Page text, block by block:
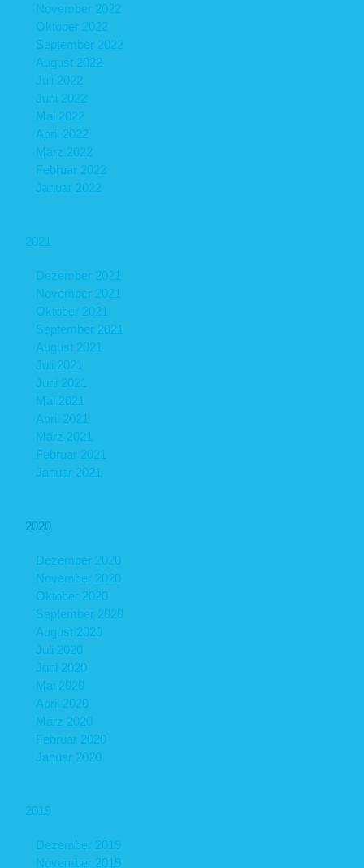
November 2022
Oktober 2022
September 2022
August 2022
Juli 2022
Juni 2022
Mai 2022
April 2022
März 2022
Februar 2022
Januar 2022
2021
Dezember 2021
November 2021
Oktober 2021
September 2021
August 2021
Juli 2021
Juni 2021
Mai 2021
April 2021
März 2021
Februar 2021
Januar 2021
2020
Dezember 2020
November 2020
Oktober 2020
September 2020
August 2020
Juli 2020
Juni 2020
Mai 2020
April 2020
März 2020
Februar 2020
Januar 2020
2019
Dezember 2019
November 2019